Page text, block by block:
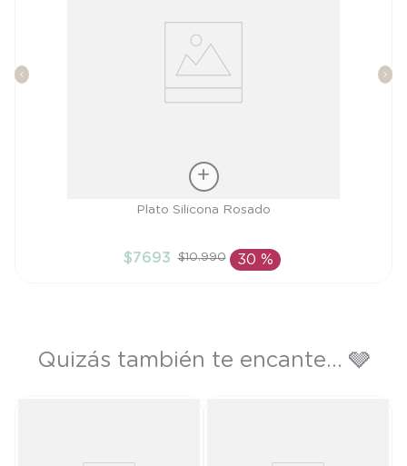
AÑADIR AL CARRITO
Plato Silicona Rosado
$7693 $10.990 30 %
Quizás también te encante... 🩶